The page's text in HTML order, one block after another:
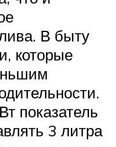
В быту
которые
показатель
3 литра